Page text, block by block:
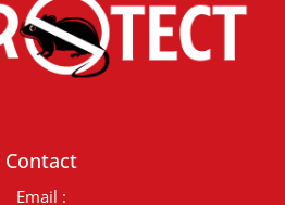
Contact
Email :